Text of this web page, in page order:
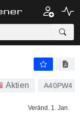
Aktien A40PW4
Veränd. 1. Jan.